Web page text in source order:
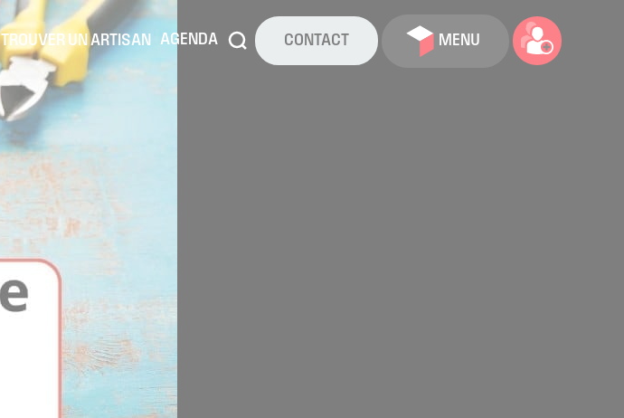
TROUVER UN ARTISAN AGENDA CONTACT MENU